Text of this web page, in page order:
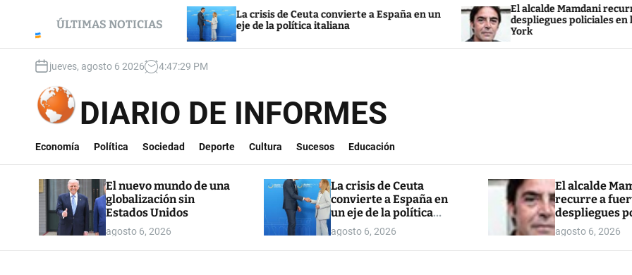
e
ÚLTIMAS NOTICIAS
La crisis de Ceuta convierte a España en un
eje de la política italiana
El alcalde Mamdani recurre a fuertes
despliegues policiales en las calles de
jueves, agosto 6 2026 4:47:30 PM
DIARIO DE INFORMES
Economía Política Sociedad Deporte Cultura Sucesos Educación
El nuevo mundo de una
globalización sin
Estados Unidos
agosto 6, 2026
La crisis de Ceuta
convierte a España en
un eje de la política
italiana
agosto 6, 2026
El alcalde
recurre a
despliegues
en las calles
York
agosto 6, 2026